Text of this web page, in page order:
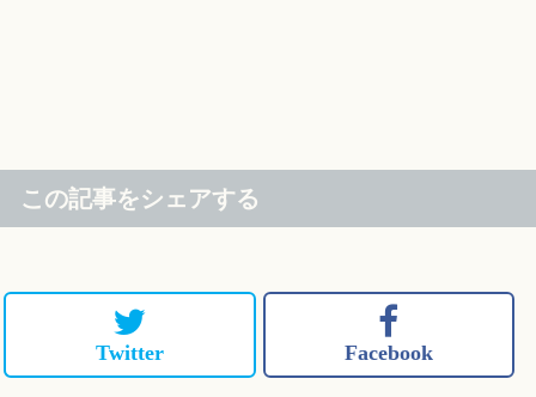
この記事をシェアする
Twitter Facebook